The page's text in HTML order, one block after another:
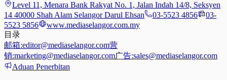
Level 11, Menara Bank Rakyat No. 1, Jalan Indah 14/8, Seksyen
14 40000 Shah Alam Selangor Darul Ehsan
03-5523 4856
03-
5523 5856
www.mediaselangor.com.my
目录
邮箱:editor@mediaselangor.com营
销:marketing@mediaselangor.com广告:sales@mediaselangor.com
Aduan Penerbitan